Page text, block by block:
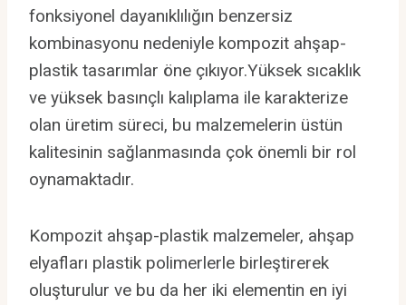
fonksiyonel dayanıklılığın benzersiz
kombinasyonu nedeniyle kompozit ahşap-
plastik tasarımlar öne çıkıyor.Yüksek sıcaklık
ve yüksek basınçlı kalıplama ile karakterize
olan üretim süreci, bu malzemelerin üstün
kalitesinin sağlanmasında çok önemli bir rol
oynamaktadır.
Kompozit ahşap-plastik malzemeler, ahşap
elyafları plastik polimerlerle birleştirerek
oluşturulur ve bu da her iki elementin en iyi